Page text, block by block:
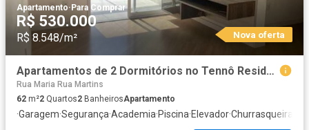
Apartamento· Para Comprar
R$ 530.000
R$ 8.548/m² Nova oferta
Apartamentos de 2 Dormitórios no Tennô Residencial com Lazer Completo
Rua Maria Rua Martins
62 m²2 Quartos2 BanheirosApartamento
·Garagem·Segurança·Academia·Piscina·Elevador·Churrasqueira